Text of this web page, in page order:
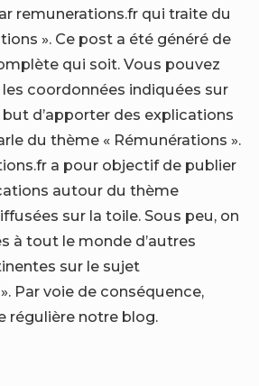
remunerations.fr qui traite du
». Ce post a été généré de
qui soit. Vous pouvez
coordonnées indiquées sur
d’apporter des explications
du thème « Rémunérations ».
a pour objectif de publier
autour du thème
sur la toile. Sous peu, on
à tout le monde d’autres
sur le sujet
Par voie de conséquence,
régulière notre blog.